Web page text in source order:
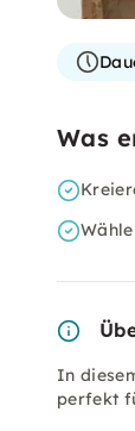
Was
In
perfekt